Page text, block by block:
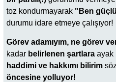
toz kondurmayarak "Ben
durumu idare etmeye çalışıyor!
Görev adamıyım, ne görev
kadar belirlenen şartlara ayak
haddimi ve hakkımı bilirim
öncesine yolluyor!